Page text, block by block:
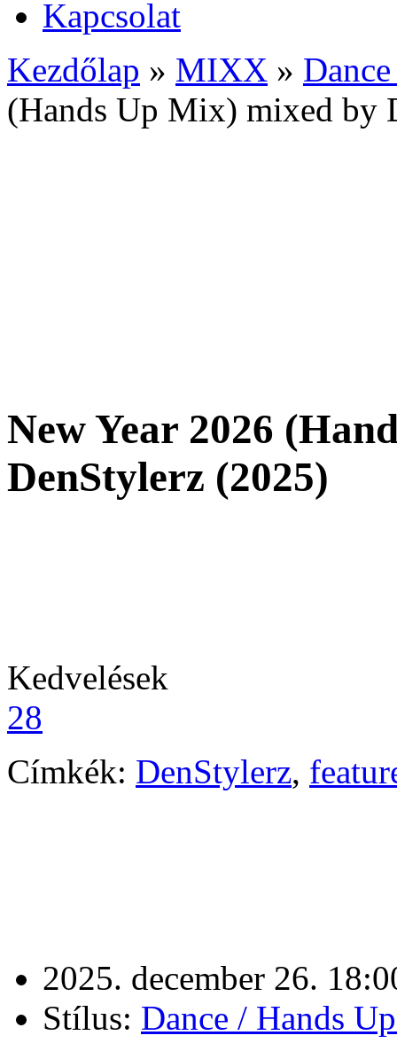
Kapcsolat
Kezdőlap » MIXX »
(Hands Up Mix) mixed by
New Year 2026
DenStylerz (2025)
Kedvelések
28
Címkék: DenStylerz,
2025. december 26.
Stílus: Dance / Hands